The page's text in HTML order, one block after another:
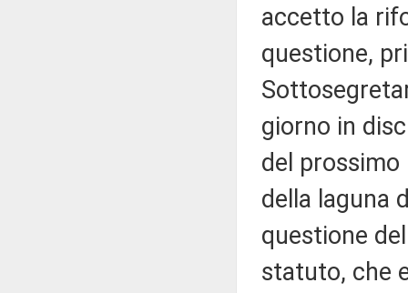
accetto la
questione,
giorno in
del prossimo
della laguna
questione
statuto, che